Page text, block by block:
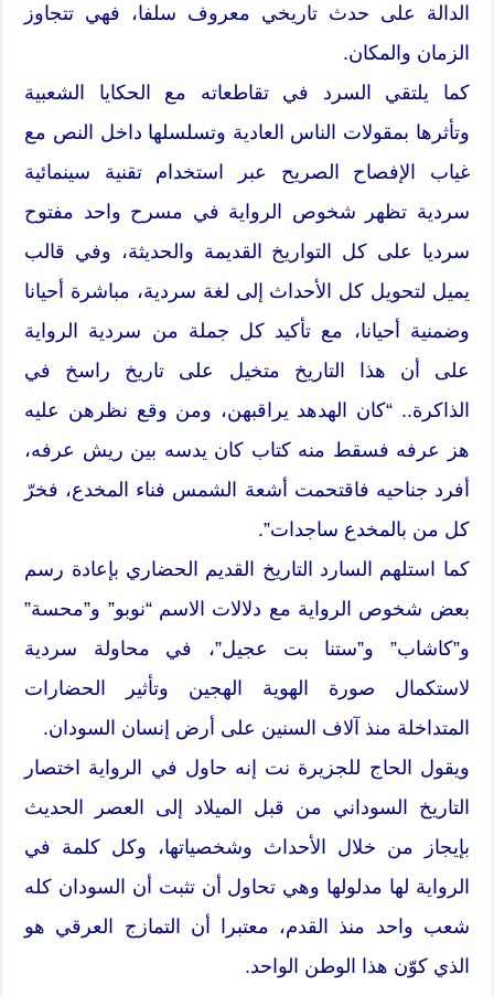
الدالة على حدث تاريخي معروف سلفا، فهي تتجاوز
الزمان والمكان.
كما يلتقي السرد في تقاطعاته مع الحكايا الشعبية
وتأثرها بمقولات الناس العادية وتسلسلها داخل النص مع
غياب الإفصاح الصريح عبر استخدام تقنية سينمائية
سردية تظهر شخوص الرواية في مسرح واحد مفتوح
سرديا على كل التواريخ القديمة والحديثة، وفي قالب
يميل لتحويل كل الأحداث إلى لغة سردية، مباشرة أحيانا
وضمنية أحيانا، مع تأكيد كل جملة من سردية الرواية
على أن هذا التاريخ متخيل على تاريخ راسخ في
الذاكرة.. “كان الهدهد يراقبهن، ومن وقع نظرهن عليه
هز عرفه فسقط منه كتاب كان يدسه بين ريش عرفه،
أفرد جناحيه فاقتحمت أشعة الشمس فناء المخدع، فخرّ
كل من بالمخدع ساجدات”.
كما استلهم السارد التاريخ القديم الحضاري بإعادة رسم
بعض شخوص الرواية مع دلالات الاسم “نوبو” و”محسة”
و”كاشاب” و”ستنا بت عجيل”، في محاولة سردية
لاستكمال صورة الهوية الهجين وتأثير الحضارات
المتداخلة منذ آلاف السنين على أرض إنسان السودان.
ويقول الحاج للجزيرة نت إنه حاول في الرواية اختصار
التاريخ السوداني من قبل الميلاد إلى العصر الحديث
بإيجاز من خلال الأحداث وشخصياتها، وكل كلمة في
الرواية لها مدلولها وهي تحاول أن تثبت أن السودان كله
شعب واحد منذ القدم، معتبرا أن التمازج العرقي هو
الذي كوّن هذا الوطن الواحد.